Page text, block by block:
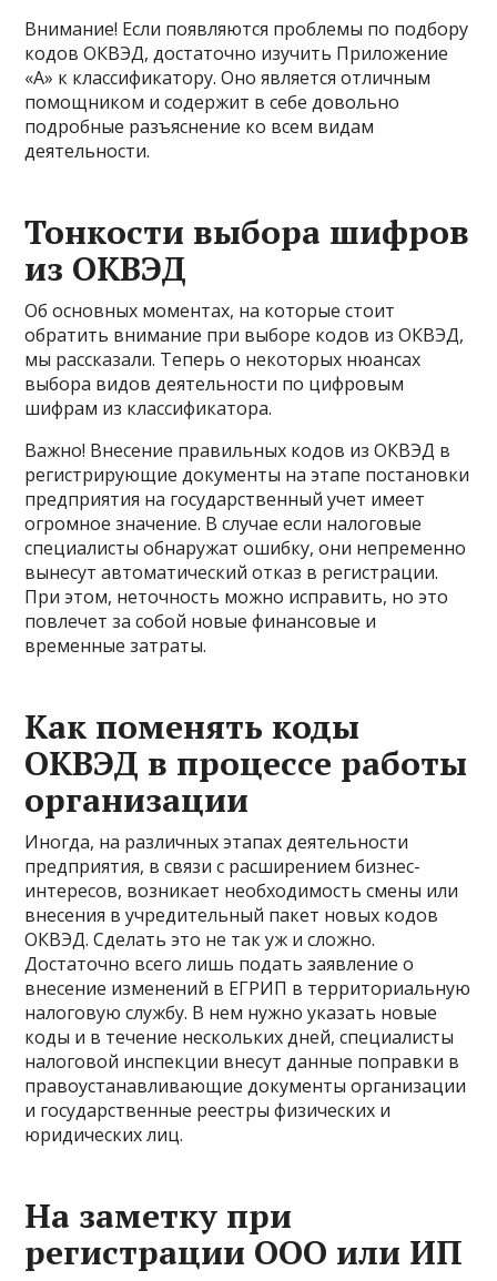
Внимание! Если появляются проблемы по подбору
кодов ОКВЭД, достаточно изучить Приложение
«А» к классификатору. Оно является отличным
помощником и содержит в себе довольно
подробные разъяснение ко всем видам
деятельности.
Тонкости выбора шифров
из ОКВЭД
Об основных моментах, на которые стоит
обратить внимание при выборе кодов из ОКВЭД,
мы рассказали. Теперь о некоторых нюансах
выбора видов деятельности по цифровым
шифрам из классификатора.
Важно! Внесение правильных кодов из ОКВЭД в
регистрирующие документы на этапе постановки
предприятия на государственный учет имеет
огромное значение. В случае если налоговые
специалисты обнаружат ошибку, они непременно
вынесут автоматический отказ в регистрации.
При этом, неточность можно исправить, но это
повлечет за собой новые финансовые и
временные затраты.
Как поменять коды
ОКВЭД в процессе работы
организации
Иногда, на различных этапах деятельности
предприятия, в связи с расширением бизнес-
интересов, возникает необходимость смены или
внесения в учредительный пакет новых кодов
ОКВЭД. Сделать это не так уж и сложно.
Достаточно всего лишь подать заявление о
внесение изменений в ЕГРИП в территориальную
налоговую службу. В нем нужно указать новые
коды и в течение нескольких дней, специалисты
налоговой инспекции внесут данные поправки в
правоустанавливающие документы организации
и государственные реестры физических и
юридических лиц.
На заметку при
регистрации ООО или ИП